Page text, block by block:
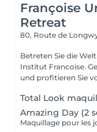
Françoise
Retreat
80, Route de
Betreten Sie die
Institut Francoise.
und profitieren Sie
Total Look
Amazing Day (2